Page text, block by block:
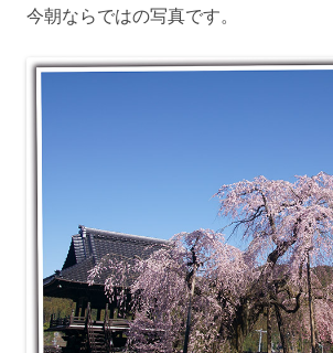
今朝ならではの写真です。